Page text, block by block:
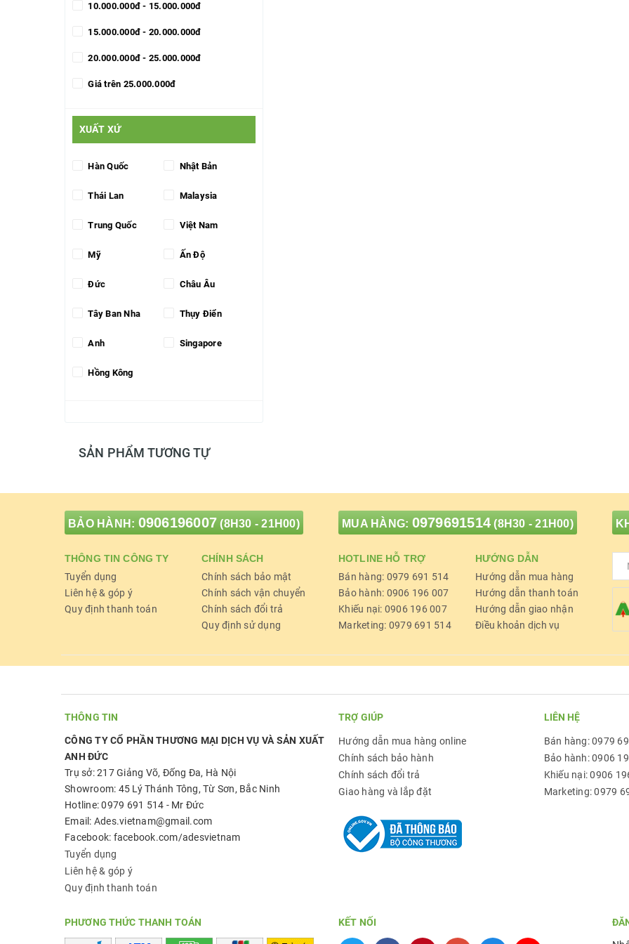
10.000.000đ - 15.000.000đ
15.000.000đ - 20.000.000đ
20.000.000đ - 25.000.000đ
Giá trên 25.000.000đ
XUẤT XỨ
Hàn Quốc Nhật Bản
Thái Lan Malaysia
Trung Quốc Việt Nam
Mỹ Ấn Độ
Đức Châu Âu
Tây Ban Nha Thụy Điển
Anh Singapore
Hồng Kông
SẢN PHẨM TƯƠNG TỰ
BẢO HÀNH: 0906196007 (8H30 - 21H00) MUA HÀNG: 0979691514 (8H30 - 21H00)
THÔNG TIN CÔNG TY
Tuyển dụng
Liên hệ & góp ý
Quy định thanh toán
CHÍNH SÁCH
Chính sách bảo mật
Chính sách vận chuyển
Chính sách đổi trả
Quy định sử dụng
HOTLINE HỖ TRỢ
Bán hàng: 0979 691 514
Bảo hành: 0906 196 007
Khiếu nại: 0906 196 007
Marketing: 0979 691 514
HƯỚNG DẪN
Hướng dẫn mua hàng
Hướng dẫn thanh toán
Hướng dẫn giao nhận
Điều khoản dịch vụ
THÔNG TIN
CÔNG TY CỔ PHẦN THƯƠNG MẠI DỊCH VỤ VÀ SẢN XUẤT
ANH ĐỨC
Trụ sở: 217 Giảng Võ, Đống Đa, Hà Nội
Showroom: 45 Lý Thánh Tông, Từ Sơn, Bắc Ninh
Hotline: 0979 691 514 - Mr Đức
Email: Ades.vietnam@gmail.com
Facebook: facebook.com/adesvietnam
Tuyển dụng
Liên hệ & góp ý
Quy định thanh toán
TRỢ GIÚP
Hướng dẫn mua hàng online
Chính sách bảo hành
Chính sách đổi trả
Giao hàng và lắp đặt
LIÊN HỆ
Bán hàng: 0979
Bảo hành: 0906
Khiếu nại: 0906
Marketing: 0979
PHƯƠNG THỨC THANH TOÁN KẾT NỐI